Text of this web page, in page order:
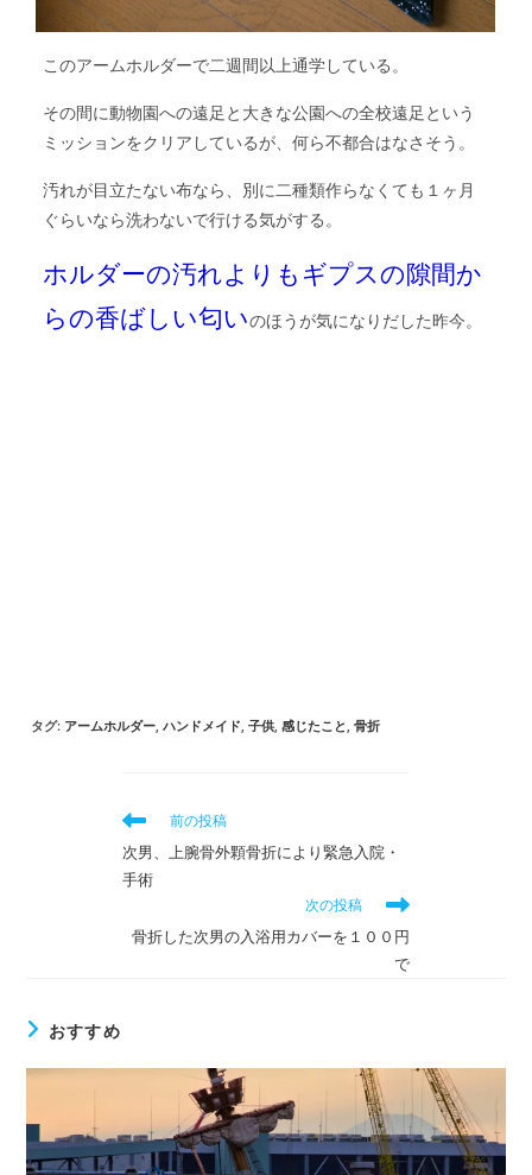
このアームホルダーで二週間以上通学している。
その間に動物園への遠足と大きな公園への全校遠足という
ミッションをクリアしているが、何ら不都合はなさそう。
汚れが目立たない布なら、別に二種類作らなくても１ヶ月
ぐらいなら洗わないで行ける気がする。
ホルダーの汚れよりもギプスの隙間か
らの香ばしい匂いのほうが気になりだした昨今。
タグ: アームホルダー, ハンドメイド, 子供, 感じたこと, 骨折
そ
の
他
の
事
前の投稿
次男、上腕骨外顆骨折により緊急入院・
手術
次の投稿
骨折した次男の入浴用カバーを１００円
で
おすすめ